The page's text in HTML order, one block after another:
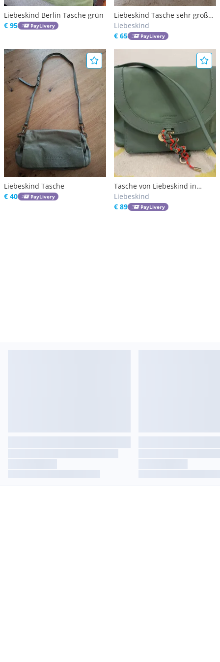
Liebeskind Berlin Tasche grün
€ 95
PayLivery
Liebeskind Tasche sehr groß
grün
Liebeskind
€ 65
PayLivery
Liebeskind Tasche
€ 40
PayLivery
Tasche von Liebeskind in
Mintgrün
Liebeskind
€ 89
PayLivery